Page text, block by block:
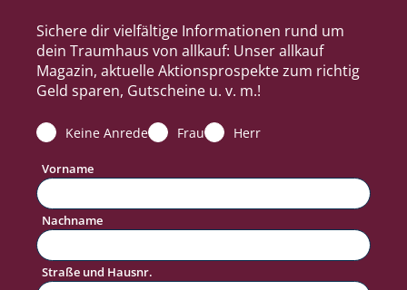
Sichere dir vielfältige Informationen rund um
dein Traumhaus von allkauf: Unser allkauf
Magazin, aktuelle Aktionsprospekte zum richtig
Geld sparen, Gutscheine u. v. m.!
Keine Anrede Frau Herr
Vorname
Nachname
Straße und Hausnr.